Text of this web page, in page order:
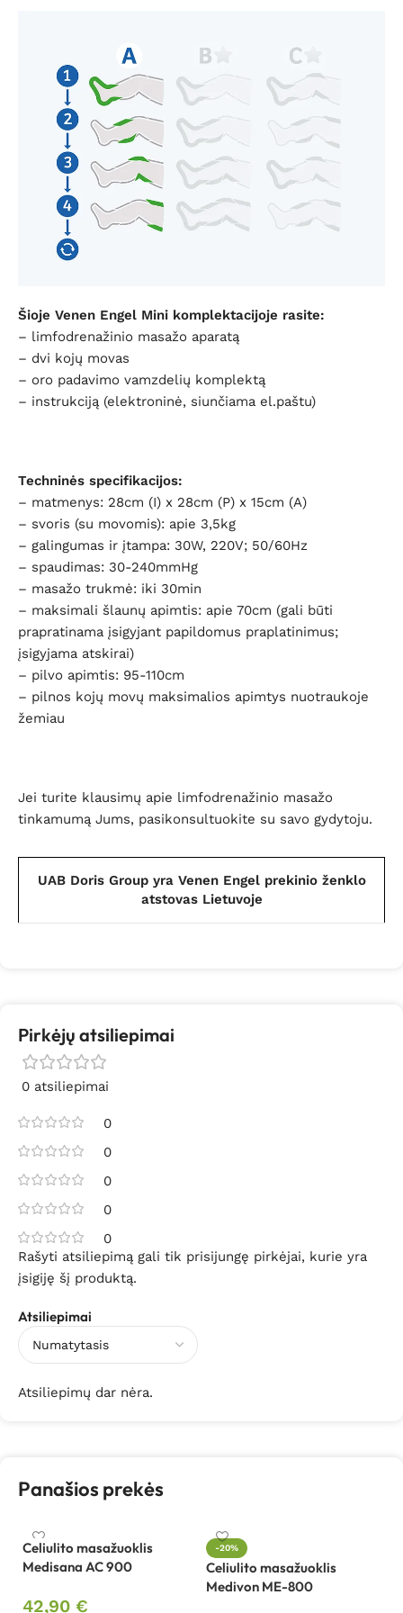
Šioje Venen Engel Mini komplektacijoje rasite:
– limfodrenažinio masažo aparatą
– dvi kojų movas
– oro padavimo vamzdelių komplektą
– instrukciją (elektroninė, siunčiama el.paštu)
Techninės specifikacijos:
– matmenys: 28cm (I) x 28cm (P) x 15cm (A)
– svoris (su movomis): apie 3,5kg
– galingumas ir įtampa: 30W, 220V; 50/60Hz
– spaudimas: 30-240mmHg
– masažo trukmė: iki 30min
– maksimali šlaunų apimtis: apie 70cm (gali būti
prapratinama įsigyjant papildomus praplatinimus;
įsigyjama atskirai)
– pilvo apimtis: 95-110cm
– pilnos kojų movų maksimalios apimtys nuotraukoje
žemiau
Jei turite klausimų apie limfodrenažinio masažo
tinkamumą Jums, pasikonsultuokite su savo gydytoju.
UAB Doris Group yra Venen Engel prekinio ženklo
atstovas Lietuvoje
Pirkėjų atsiliepimai
0 atsiliepimai
0
0
0
0
0
Atsiliepimai
Atsiliepimų dar nėra.
Rašyti atsiliepimą gali tik prisijungę pirkėjai, kurie yra
įsigiję šį produktą.
Panašios prekės
Celiulito masažuoklis
Medisana AC 900
42,90 €
-20%
Celiulito masažuoklis
Medivon ME-800